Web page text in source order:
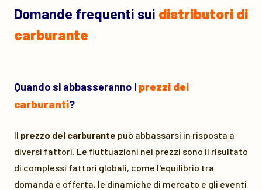
Domande frequenti sui distributori di
carburante
Quando si abbasseranno i prezzi dei
carburanti?
Il prezzo del carburante può abbassarsi in risposta a
diversi fattori. Le fluttuazioni nei prezzi sono il risultato
di complessi fattori globali, come l'equilibrio tra
domanda e offerta, le dinamiche di mercato e gli eventi